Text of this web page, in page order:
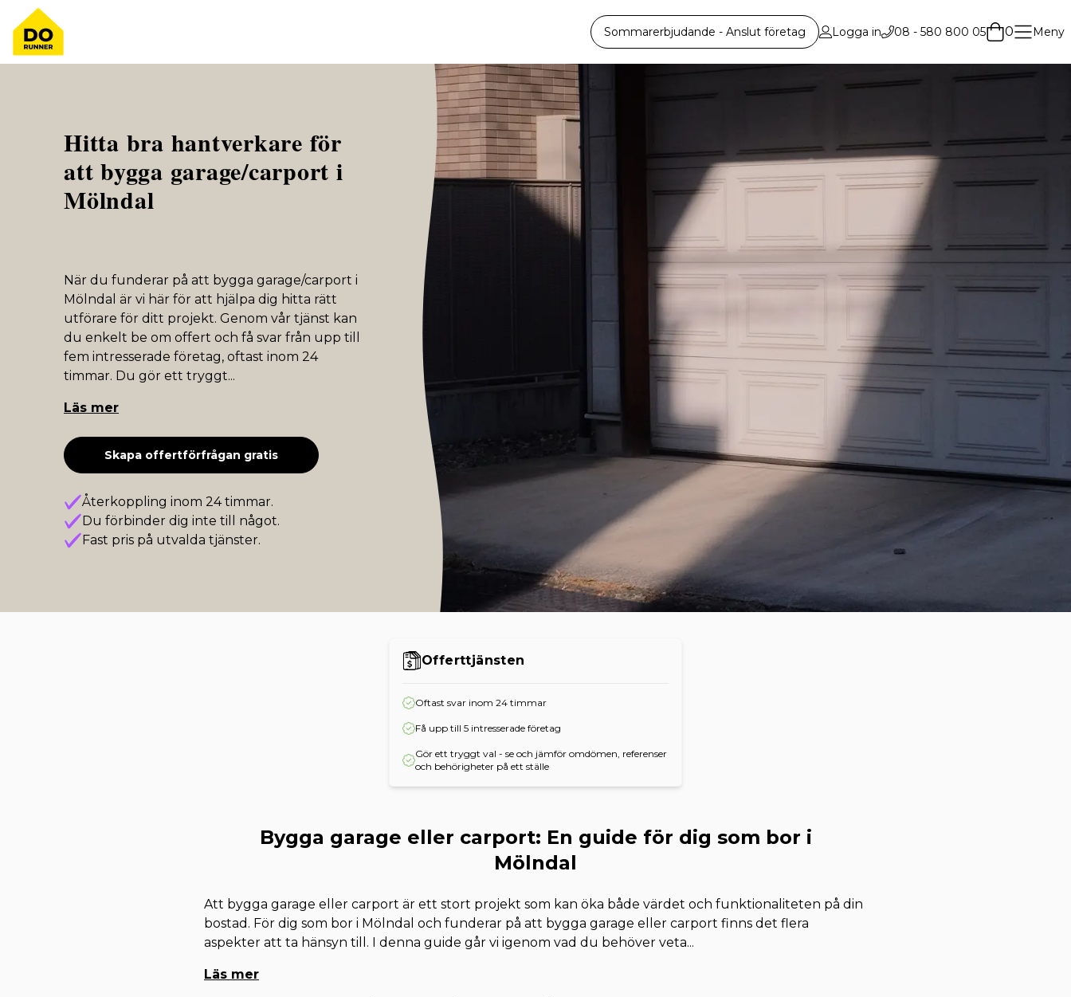
Sommarerbjudande - Anslut företag Logga in 08 - 580 800 05 0 Meny
Hitta bra hantverkare för
att bygga garage/carport i
Mölndal
När du funderar på att bygga garage/carport i
Mölndal är vi här för att hjälpa dig hitta rätt
utförare för ditt projekt. Genom vår tjänst kan
du enkelt be om offert och få svar från upp till
fem intresserade företag, oftast inom 24
timmar. Du gör ett tryggt...
Läs mer
Skapa offertförfrågan gratis
Återkoppling inom 24 timmar.
Du förbinder dig inte till något.
Fast pris på utvalda tjänster.
Offerttjänsten
Oftast svar inom 24 timmar
Få upp till 5 intresserade företag
Gör ett tryggt val - se och jämför omdömen, referenser
och behörigheter på ett ställe
Bygga garage eller carport: En guide för dig som bor i
Mölndal
Att bygga garage eller carport är ett stort projekt som kan öka både värdet och funktionaliteten på din
bostad. För dig som bor i Mölndal och funderar på att bygga garage eller carport finns det flera
aspekter att ta hänsyn till. I denna guide går vi igenom vad du behöver veta...
Läs mer